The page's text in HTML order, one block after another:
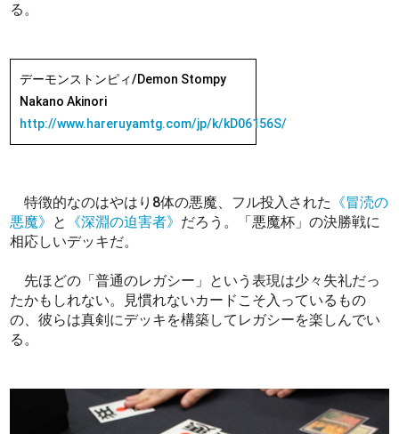
る。
デーモンストンピィ/Demon Stompy
Nakano Akinori
http://www.hareruyamtg.com/jp/k/kD06156S/
特徴的なのはやはり8体の悪魔、フル投入された 《冒涜の
悪魔》 と 《深淵の迫害者》 だろう。「悪魔杯」の決勝戦に
相応しいデッキだ。
先ほどの「普通のレガシー」という表現は少々失礼だっ
たかもしれない。見慣れないカードこそ入っているもの
の、彼らは真剣にデッキを構築してレガシーを楽しんでい
る。